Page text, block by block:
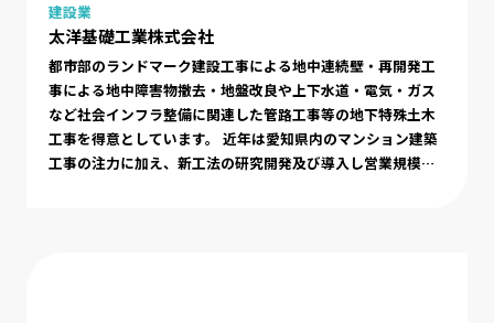
建設業
太洋基礎工業株式会社
都市部のランドマーク建設工事による地中連続壁・再開発工
事による地中障害物撤去・地盤改良や上下水道・電気・ガス
など社会インフラ整備に関連した管路工事等の地下特殊土木
工事を得意としています。 近年は愛知県内のマンション建築
工事の注力に加え、新工法の研究開発及び導入し営業規模を